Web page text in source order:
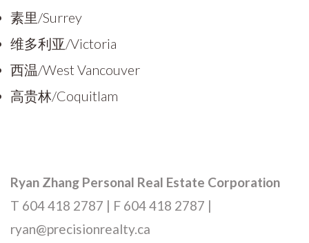
素里/Surrey
维多利亚/Victoria
西温/West Vancouver
高贵林/Coquitlam
Ryan Zhang Personal Real Estate Corporation
T 604 418 2787 | F 604 418 2787 |
ryan@precisionrealty.ca